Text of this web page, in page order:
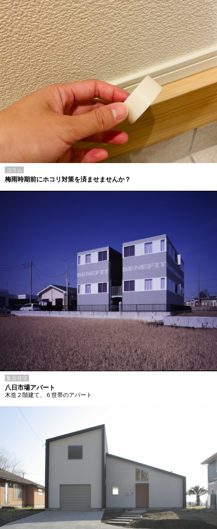
コラム
梅雨時期前にホコリ対策を済ませませんか？
集合住宅
八日市場アパート
木造２階建て、６世帯のアパート